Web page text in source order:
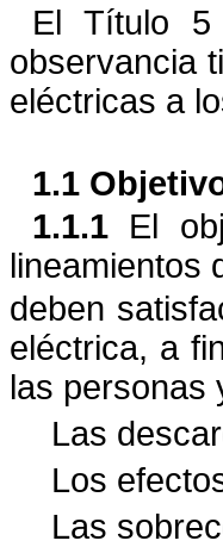
El Título 5
observancia
eléctricas a
1.1
1.1.1 El
lineamientos
deben
eléctrica, a
las
Las
Los
Las